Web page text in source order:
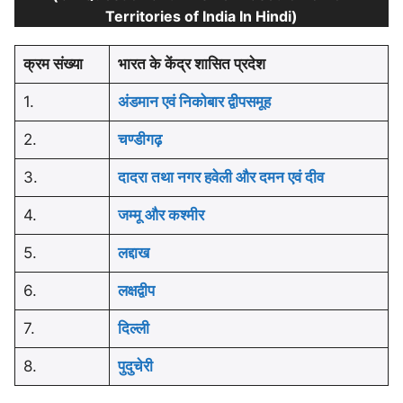
Territories of India In Hindi)
क्रम संख्या भारत के केंद्र शासित प्रदेश
1. अंडमान एवं निकोबार द्वीपसमूह
2. चण्डीगढ़
3. दादरा तथा नगर हवेली और दमन एवं दीव
4. जम्‍मू और कश्‍मीर
5. लद्दाख
6. लक्षद्वीप
7. दिल्‍ली
8. पुदुचेरी